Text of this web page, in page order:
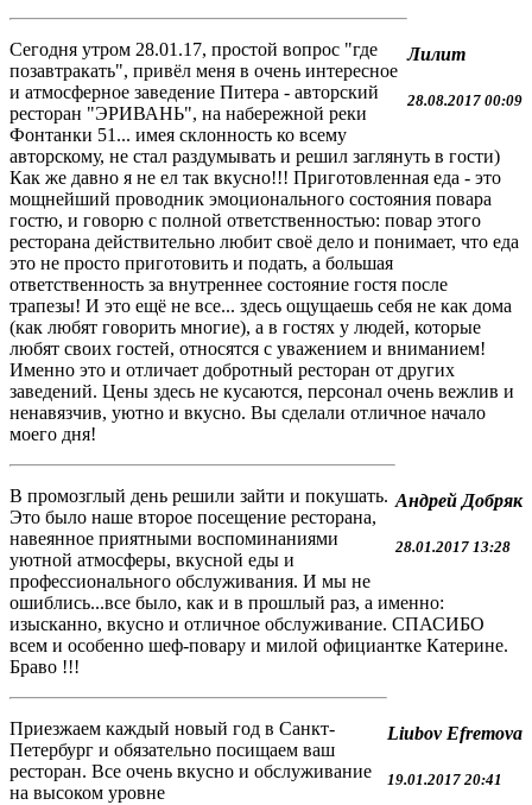
Лилит
28.08.2017 00:09
Сегодня утром 28.01.17, простой вопрос "где
позавтракать", привёл меня в очень интересное
и атмосферное заведение Питера - авторский
ресторан "ЭРИВАНЬ", на набережной реки
Фонтанки 51... имея склонность ко всему
авторскому, не стал раздумывать и решил заглянуть в гости)
Как же давно я не ел так вкусно!!! Приготовленная еда - это
мощнейший проводник эмоционального состояния повара
гостю, и говорю с полной ответственностью: повар этого
ресторана действительно любит своё дело и понимает, что еда
это не просто приготовить и подать, а большая
ответственность за внутреннее состояние гостя после
трапезы! И это ещё не все... здесь ощущаешь себя не как дома
(как любят говорить многие), а в гостях у людей, которые
любят своих гостей, относятся с уважением и вниманием!
Именно это и отличает добротный ресторан от других
заведений. Цены здесь не кусаются, персонал очень вежлив и
ненавязчив, уютно и вкусно. Вы сделали отличное начало
моего дня!
Андрей Добряк
28.01.2017 13:28
В промозглый день решили зайти и покушать.
Это было наше второе посещение ресторана,
навеянное приятными воспоминаниями
уютной атмосферы, вкусной еды и
профессионального обслуживания. И мы не
ошиблись...все было, как и в прошлый раз, а именно:
изысканно, вкусно и отличное обслуживание. СПАСИБО
всем и особенно шеф-повару и милой официантке Катерине.
Браво !!!
Liubov Efremova
19.01.2017 20:41
Приезжаем каждый новый год в Санкт-
Петербург и обязательно посищаем ваш
ресторан. Все очень вкусно и обслуживание
на высоком уровне